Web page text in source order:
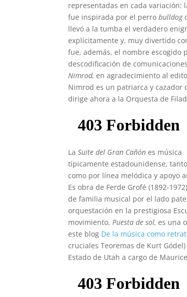
representadas en cada variación:
fue inspirada por el perrobulldog
llevó a la tumba el verdadero
explícitamente y, muy divertido
fue, además, el nombre escogido
descodificación de
Nimrod,en agradecimiento al
Nimrod es un patriarca y cazador
dirige ahora a la Orquesta de
LaSuite del Gran Cañón es música
típicamente estadounidense,
como por línea melódica y apoyo
Es obra de Ferde Grofé (1892-
de familia musical por el lado
orquestación en la prestigiosa
movimiento,Puesta de sol, es una
este blog De la música como
cruciales Teoremas de Kurt
Estado de Utah a cargo de